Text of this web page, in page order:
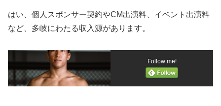
はい、個人スポンサー契約やCM出演料、イベント出演料
など、多岐にわたる収入源があります。
Follow me!